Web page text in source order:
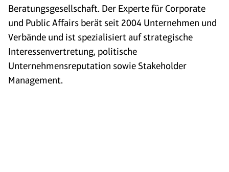
Beratungsgesellschaft. Der Experte für Corporate
und Public Affairs berät seit 2004 Unternehmen und
Verbände und ist spezialisiert auf strategische
Interessenvertretung, politische
Unternehmensreputation sowie Stakeholder
Management.